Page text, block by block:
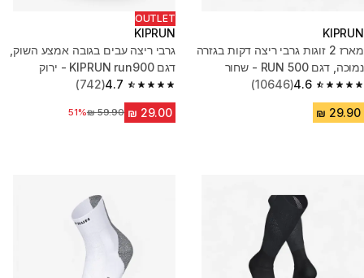
KIPRUN
מארז 2 זוגות גרבי ריצה דקות בגזרה
נמוכה, דגם RUN 500 - שחור
4.6
4.6 out of 5 stars from 10646 reviews
(10646)
OUTLET
KIPRUN
גרבי ריצה עבים בגובה אמצע השוק,
דגם KIPRUN run900 - ירוק
4.7
4.7 out of 5 stars from 742 reviews
(742)
מחיר לפני הנחה‏59.90 ₪
51%